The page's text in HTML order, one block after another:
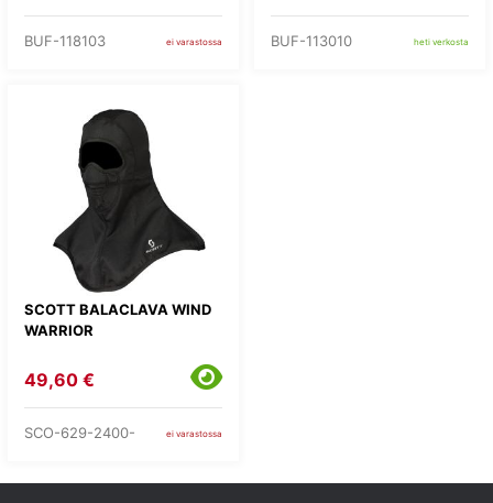
BUF-118103 ei varastossa BUF-113010 heti verkosta
SCOTT BALACLAVA WIND
WARRIOR
49,60 €
SCO-629-2400- ei varastossa